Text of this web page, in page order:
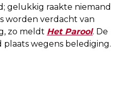
gelukkig raakte niemand
worden verdacht van
zo meldt Het Parool. De
wegens belediging.